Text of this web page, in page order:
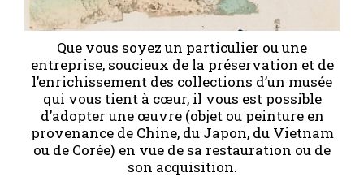
Que vous soyez un particulier ou une
entreprise, soucieux de la préservation et de
l’enrichissement des collections d’un musée
qui vous tient à cœur, il vous est possible
d’adopter une œuvre (objet ou peinture en
provenance de Chine, du Japon, du Vietnam
ou de Corée) en vue de sa restauration ou de
son acquisition.